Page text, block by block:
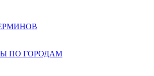
ПО ГОРОДАМ